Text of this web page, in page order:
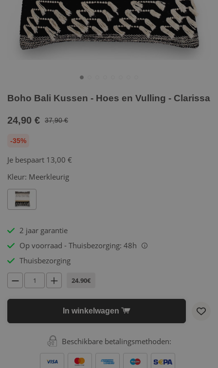
Boho Bali Kussen - Hoes en Vulling - Clarissa
24,90 € 37,90 €
-35%
Je bespaart 13,00 €
Kleur: Meerkleurig
2 jaar garantie
Op voorraad - Thuisbezorging: 48h
i
Thuisbezorging
24.90€
In winkelwagen
Beschikbare betalingsmethoden: